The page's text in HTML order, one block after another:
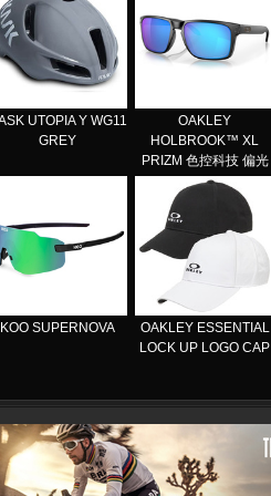
UTOPIA Y WG11
GREY
OAKLEY
HOLBROOK™ XL
PRIZM 色控科技 偏光
KOO SUPERNOVA
OAKLEY ESSENTIAL
LOCK UP LOGO CAP